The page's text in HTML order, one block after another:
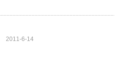
2011-6-14